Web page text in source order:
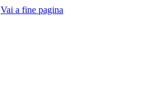
Vai a fine pagina